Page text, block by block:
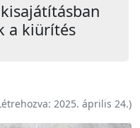
a kiürítés
2025. április 24.)